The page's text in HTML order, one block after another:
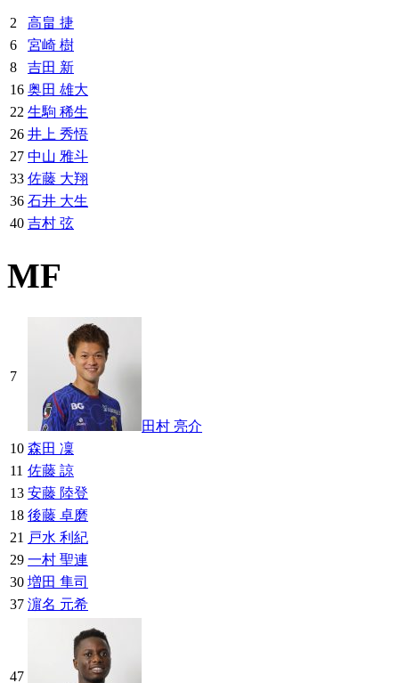
2
高畠 捷
6
宮崎 樹
8
吉田 新
16 奥田 雄大
22 生駒 稀生
26 井上 秀悟
27 中山 雅斗
33 佐藤 大翔
36 石井 大生
40 吉村 弦
MF
7
田村 亮介
10 森田 凜
11 佐藤 諒
13 安藤 陸登
18 後藤 卓磨
21 戸水 利紀
29 一村 聖連
30 増田 隼司
37 濵名 元希
47